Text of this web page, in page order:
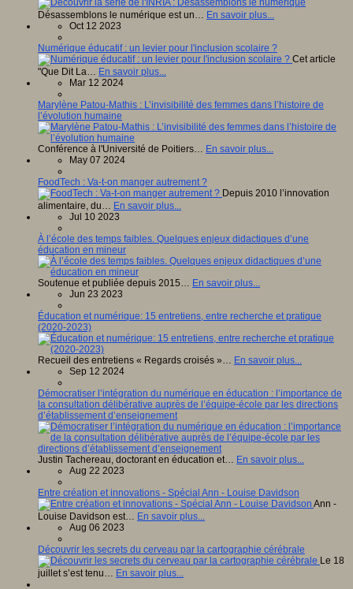
Désassemblons le numérique est un… En savoir plus...
Oct 12 2023
Numérique éducatif : un levier pour l'inclusion scolaire ?
Cet article
"Que Dit La… En savoir plus...
Mar 12 2024
Marylène Patou-Mathis : L’invisibilité des femmes dans l’histoire de
l’évolution humaine
Conférence à l'Université de Poitiers… En savoir plus...
May 07 2024
FoodTech : Va-t-on manger autrement ?
Depuis 2010 l’innovation
alimentaire, du… En savoir plus...
Jul 10 2023
À l’école des temps faibles. Quelques enjeux didactiques d’une
éducation en mineur
Soutenue et publiée depuis 2015… En savoir plus...
Jun 23 2023
Éducation et numérique: 15 entretiens, entre recherche et pratique
(2020-2023)
Recueil des entretiens « Regards croisés »… En savoir plus...
Sep 12 2024
Démocratiser l’intégration du numérique en éducation : l’importance de
la consultation délibérative auprès de l’équipe-école par les directions
d’établissement d’enseignement
Justin Tachereau, doctorant en éducation et… En savoir plus...
Aug 22 2023
Entre création et innovations - Spécial Ann - Louise Davidson
Ann -
Louise Davidson est… En savoir plus...
Aug 06 2023
Découvrir les secrets du cerveau par la cartographie cérébrale
Le 18
juillet s’est tenu… En savoir plus...